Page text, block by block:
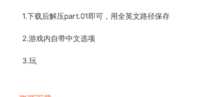
1.下载后解压part.01即可，用全英文路径保存
2.游戏内自带中文选项
3.玩